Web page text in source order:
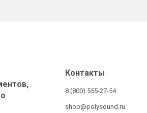
Контакты
8 (800) 555-27-54
shop@polysound.ru